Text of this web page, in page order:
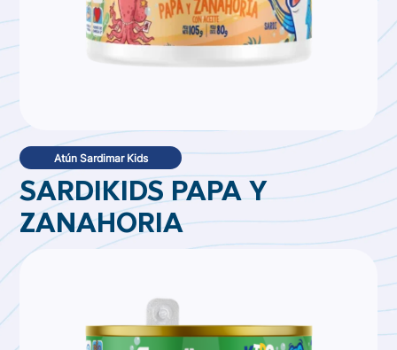
SARDIKIDS PAPA Y
ZANAHORIA
Atún Sardimar Kids